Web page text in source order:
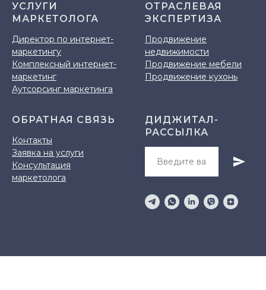
УСЛУГИ
МАРКЕТОЛОГА
Директор по интернет-
маркетингу
Комплексный интернет-
маркетинг
Аутсорсинг маркетинга
ОТРАСЛЕВАЯ
ЭКСПЕРТИЗА
Продвижение
недвижимости
Продвижение мебели
Продвижение кухонь
ОБРАТНАЯ СВЯЗЬ
Контакты
Заявка на услуги
Консультация
маркетолога
ДИДЖИТАЛ-
РАССЫЛКА